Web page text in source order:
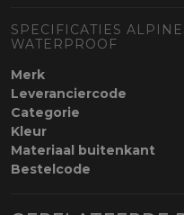
SPECIFICATIES
WATERPROOF
Merk
Leveranciercode
Categorie
Kleur
Materiaal buitenkant
Bestelcode